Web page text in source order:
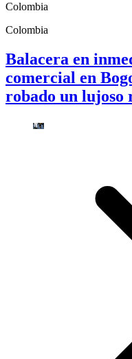
Colombia
Colombia
Balacera en
comercial en
robado un lujoso